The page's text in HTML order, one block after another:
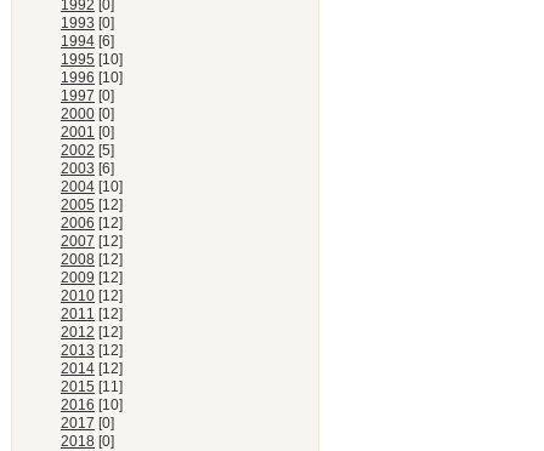
1992 [0]
1993 [0]
1994 [6]
1995 [10]
1996 [10]
1997 [0]
2000 [0]
2001 [0]
2002 [5]
2003 [6]
2004 [10]
2005 [12]
2006 [12]
2007 [12]
2008 [12]
2009 [12]
2010 [12]
2011 [12]
2012 [12]
2013 [12]
2014 [12]
2015 [11]
2016 [10]
2017 [0]
2018 [0]